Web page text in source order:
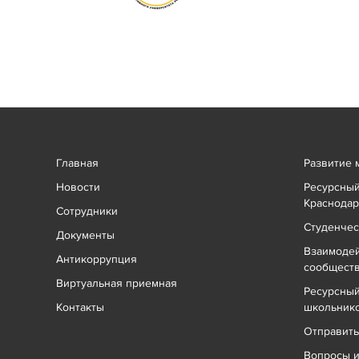
Главная
Новости
Сотрудники
Документы
Антикоррупция
Виртуальная приемная
Контакты
Развитие
Вопросы